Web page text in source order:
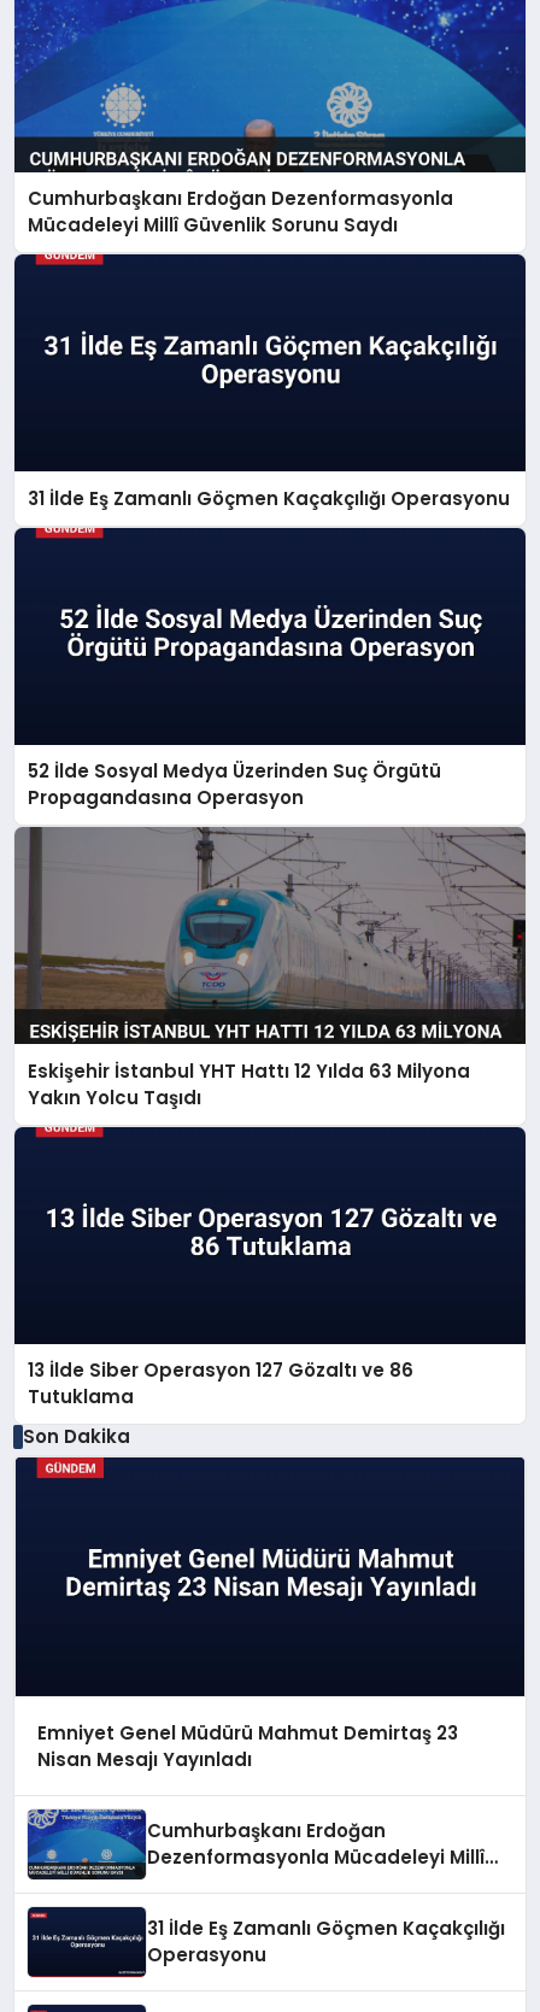
Cumhurbaşkanı Erdoğan Dezenformasyonla
Mücadeleyi Millî Güvenlik Sorunu Saydı
31 İlde Eş Zamanlı Göçmen Kaçakçılığı Operasyonu
52 İlde Sosyal Medya Üzerinden Suç Örgütü
Propagandasına Operasyon
Eskişehir İstanbul YHT Hattı 12 Yılda 63 Milyona
Yakın Yolcu Taşıdı
13 İlde Siber Operasyon 127 Gözaltı ve 86
Tutuklama
Son Dakika
Emniyet Genel Müdürü Mahmut Demirtaş 23
Nisan Mesajı Yayınladı
Cumhurbaşkanı Erdoğan
Dezenformasyonla Mücadeleyi Millî
31 İlde Eş Zamanlı Göçmen Kaçakçılığı
Operasyonu